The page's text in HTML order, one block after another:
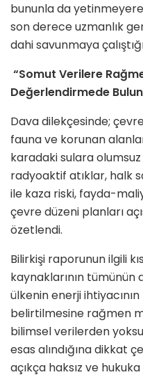
bununla da
son derece uzmanlık
dahi savunmaya
“Somut Verilere
Değerlendirmede
Dava dilekçesinde;
fauna ve korunan
karadaki sulara
radyoaktif atıklar, halk
ile kaza riski, fayda-
çevre düzeni planları
özetlendi.
Bilirkişi raporunun ilgili
kaynaklarının
ülkenin enerji
belirtilmesine rağmen
bilimsel verilerden
esas alındığına dikkat
açıkça haksız ve